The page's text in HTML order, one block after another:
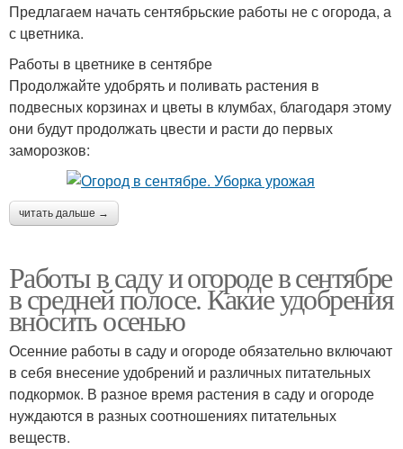
Предлагаем начать сентябрьские работы не с огорода, а
с цветника.
Работы в цветнике в сентябре
Продолжайте удобрять и поливать растения в
подвесных корзинах и цветы в клумбах, благодаря этому
они будут продолжать цвести и расти до первых
заморозков:
читать дальше →
Работы в саду и огороде в сентябре
в средней полосе. Какие удобрения
вносить осенью
Осенние работы в саду и огороде обязательно включают
в себя внесение удобрений и различных питательных
подкормок. В разное время растения в саду и огороде
нуждаются в разных соотношениях питательных
веществ.